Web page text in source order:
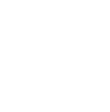
12x60cl